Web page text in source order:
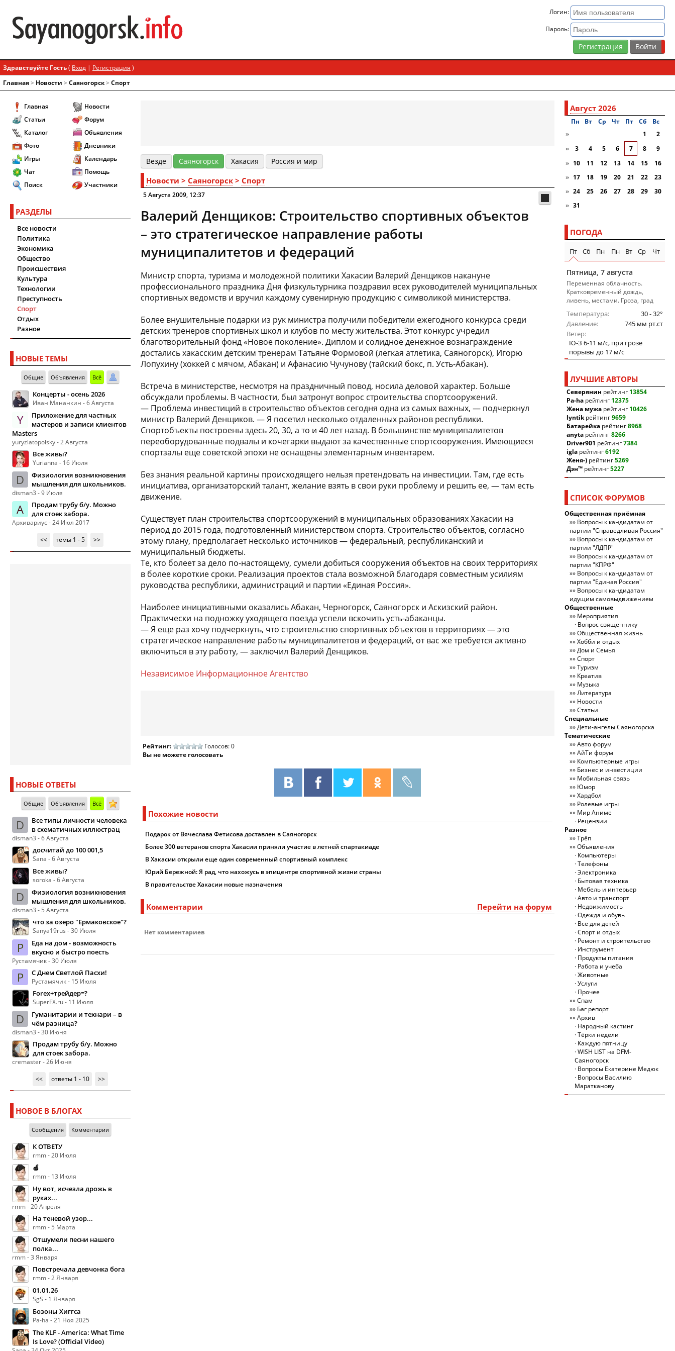
Логин:
Пароль:
Регистрация
Здравствуйте Гость( Вход | Регистрация )
Главная> Новости > Cаяногорск> Спорт
Главная
Статьи
Каталог
Фото
Игры
Чат
Поиск
Новости
Форум
Объявления
Дневники
Календарь
Помощь
Участники
РАЗДЕЛЫ
Все новости
Политика
Экономика
Общество
Происшествия
Культура
Технологии
Преступность
Спорт
Отдых
Разное
НОВЫЕ ТЕМЫ
Общие Объявления Всё
Концерты - осень 2026
Иван Мананкин - 6 Августа
Y
Приложение для частных
мастеров и записи клиентов
Masters
yuryzlatopolsky - 2 Августа
Все живы?
Yurianna - 16 Июля
D
Физиология возникновения
мышления для школьников.
disman3 - 9 Июля
А
Продам трубу б/у. Можно
для стоек забора.
Архивариус - 24 Июл 2017
<<
темы 1 - 5 >>
НОВЫЕ ОТВЕТЫ
Общие Объявления Всё
D
Все типы личности человека
в схематичных иллюстрац
disman3 - 6 Августа
досчитай до 100 001,5
Sana - 6 Августа
Все живы?
soroka - 6 Августа
D
Физиология возникновения
мышления для школьников.
disman3 - 5 Августа
что за озеро "Ермаковское"?
Sanya19rus - 30 Июля
Р
Еда на дом - возможность
вкусно и быстро поесть
Рустамячик - 30 Июля
Р С Днем Светлой Пасхи!
Рустамячик - 15 Июля
Forex+трейдер=?
SuperFX.ru - 11 Июля
D
Гуманитарии и технари – в
чём разница?
disman3 - 30 Июня
Продам трубу б/у. Можно
для стоек забора.
cremaster - 26 Июня
<<
ответы 1 - 10 >>
НОВОЕ В БЛОГАХ
Сообщения Комментарии
К ОТВЕТУ
rmm - 20 Июля
🍏
rmm - 13 Июля
Ну вот, исчезла дрожь в
руках...
rmm - 20 Апреля
На теневой узор...
rmm - 5 Марта
Отшумели песни нашего
полка...
rmm - 3 Января
Повстречала девчонка бога
rmm - 2 Января
01.01.26
SgS - 1 Января
Бозоны Хиггса
Pa-ha - 21 Ноя 2025
The KLF - America: What Time
Is Love? (Official Video)
Везде Cаяногорск Хакасия Россия и мир
Новости > Cаяногорск > Спорт
5 Августа 2009, 12:37
Валерий Денщиков: Строительство спортивных объектов
– это стратегическое направление работы
муниципалитетов и федераций
Министр спорта, туризма и молодежной политики Хакасии Валерий Денщиков накануне
профессионального праздника Дня физкультурника поздравил всех руководителей муниципальных
спортивных ведомств и вручил каждому сувенирную продукцию с символикой министерства.
Более внушительные подарки из рук министра получили победители ежегодного конкурса среди
детских тренеров спортивных школ и клубов по месту жительства. Этот конкурс учредил
благотворительный фонд «Новое поколение». Диплом и солидное денежное вознаграждение
достались хакасским детским тренерам Татьяне Формовой (легкая атлетика, Саяногорск), Игорю
Лопухину (хоккей с мячом, Абакан) и Афанасию Чучунову (тайский бокс, п. Усть-Абакан).
Встреча в министерстве, несмотря на праздничный повод, носила деловой характер. Больше
обсуждали проблемы. В частности, был затронут вопрос строительства спортсооружений.
— Проблема инвестиций в строительство объектов сегодня одна из самых важных, — подчеркнул
министр Валерий Денщиков. — Я посетил несколько отдаленных районов республики.
Спортобъекты построены здесь 20, 30, а то и 40 лет назад. В большинстве муниципалитетов
переоборудованные подвалы и кочегарки выдают за качественные спортсооружения. Имеющиеся
спортзалы еще советской эпохи не оснащены элементарным инвентарем.
Без знания реальной картины происходящего нельзя претендовать на инвестиции. Там, где есть
инициатива, организаторский талант, желание взять в свои руки проблему и решить ее, — там есть
движение.
Существует план строительства спортсооружений в муниципальных образованиях Хакасии на
период до 2015 года, подготовленный министерством спорта. Строительство объектов, согласно
этому плану, предполагает несколько источников — федеральный, республиканский и
муниципальный бюджеты.
Те, кто болеет за дело по-настоящему, сумели добиться сооружения объектов на своих территориях
в более короткие сроки. Реализация проектов стала возможной благодаря совместным усилиям
руководства республики, администраций и партии «Единая Россия».
Наиболее инициативными оказались Абакан, Черногорск, Саяногорск и Аскизский район.
Практически на подножку уходящего поезда успели вскочить усть-абаканцы.
— Я еще раз хочу подчеркнуть, что строительство спортивных объектов в территориях — это
стратегическое направление работы муниципалитетов и федераций, от вас же требуется активно
включиться в эту работу, — заключил Валерий Денщиков.
Независимое Информационное Агентство
Рейтинг:
Голосов: 0
Вы не можете голосовать
Похожие новости
Подарок от Вячеслава Фетисова доставлен в Саяногорск
Более 300 ветеранов спорта Хакасии приняли участие в летней спартакиаде
В Хакасии открыли еще один современный спортивный комплекс
Юрий Бережной: Я рад, что нахожусь в эпицентре спортивной жизни страны
В правительстве Хакасии новые назначения
Перейти на форум
Комментарии
Нет комментариев
Август 2026
Пн Вт Ср Чт Пт Сб
Вc
»
1
2
»
3 4 5 6 7 8
9
» 10 11 12 13 14 15
16
» 17 18 19 20 21 22
23
» 24 25 26 27 28 29
30
» 31
ПОГОДА
Пт Сб Пн Пн Вт Ср Чт
Пятница, 7 августа
Переменная облачность.
Кратковременный дождь,
ливень, местами. Гроза, град
Температура
30 - 32°
Давление
745 мм рт.ст
Ветер
Ю-З 6-11 м/c, при грозе
порывы до 17 м/c
ЛУЧШИЕ АВТОРЫ
Северянин рейтинг 13854
Pa-ha рейтинг 12375
Жена мужа рейтинг 10426
lyntikрейтинг9659
Батарейка рейтинг8968
anyta рейтинг8266
Driver901 рейтинг7384
igla рейтинг6192
Женя-) рейтинг5269
Дэн™ рейтинг5227
СПИСОК ФОРУМОВ
Общественная приёмная
Вопросы к кандидатам от
партии "Справедливая Россия"
Вопросы к кандидатам от
партии "ЛДПР"
Вопросы к кандидатам от
партии "КПРФ"
Вопросы к кандидатам от
партии "Единая Россия"
Вопросы к кандидатам
идущим самовыдвижением
Общественные
Мероприятия
Вопрос священнику
Общественная жизнь
Хобби и отдых
Дом и Семья
Спорт
Туризм
Креатив
Музыка
Литература
Новости
Статьи
Специальные
Дети-ангелы Саяногорска
Тематические
Авто форум
АйТи форум
Компьютерные игры
Бизнес и инвестиции
Мобильная связь
Юмор
Хардбол
Ролевые игры
Мир Аниме
Рецензии
Разное
Трёп
Объявления
Компьютеры
Телефоны
Электроника
Бытовая техника
Мебель и интерьер
Авто и транспорт
Недвижимость
Одежда и обувь
Всё для детей
Спорт и отдых
Ремонт и строительство
Инструмент
Продукты питания
Работа и учеба
Животные
Услуги
Прочее
Спам
Баг репорт
Архив
Народный кастинг
Тёрки недели
Каждую пятницу
WISH LIST на DFM-
Саяногорск
Вопросы Екатерине Медюк
Вопросы Василию
Маратканову